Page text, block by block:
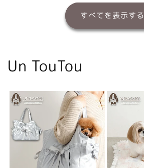
すべてを表示する
Un TouTou